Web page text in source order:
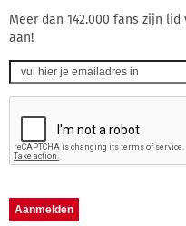
Meer dan 142.000 fans zijn
aan!